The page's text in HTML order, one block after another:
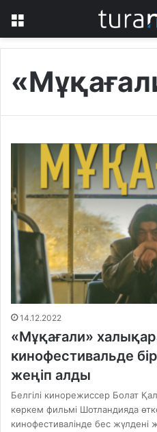
14.12.2022
«Мұқағали»
кинофестивальде
жеңіп алды
Белгілі кинорежиссер Болат
көркем фильмі Шотландияда
кинофестивалінде бес жүлдені